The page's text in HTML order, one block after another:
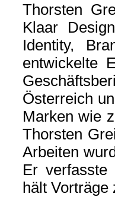
Thorsten
Klaar
Identity,
entwickelte
Österreich
Marken wie
Thorsten
Arbeiten
Er verfasste
hält Vorträge